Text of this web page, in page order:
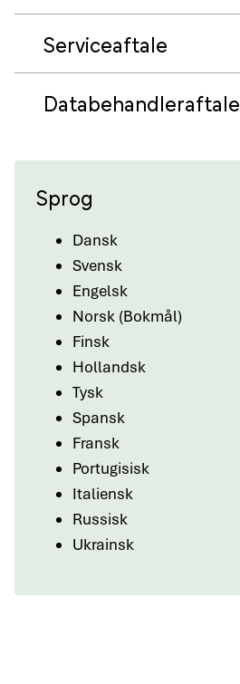
Serviceaftale
Databehandleraftale
Sprog
Dansk
Svensk
Engelsk
Norsk (Bokmål)
Finsk
Hollandsk
Tysk
Spansk
Fransk
Portugisisk
Italiensk
Russisk
Ukrainsk